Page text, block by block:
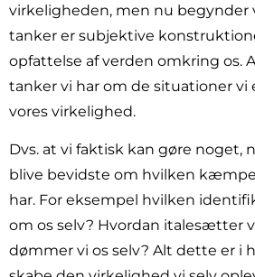
virkeligheden, men nu begynder
tanker er subjektive
opfattelse af verden omkring os.
tanker vi har om de situationer vi
vores virkelighed.
Dvs. at vi faktisk kan gøre noget,
blive bevidste om hvilken
har. For eksempel hvilken
om os selv? Hvordan italesætter
dømmer vi os selv? Alt dette er i